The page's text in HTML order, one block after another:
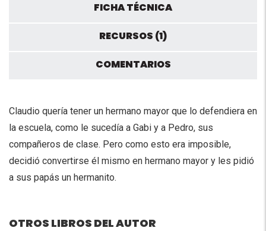
FICHA TÉCNICA
RECURSOS (1)
COMENTARIOS
Claudio quería tener un hermano mayor que lo defendiera en
la escuela, como le sucedía a Gabi y a Pedro, sus
compañeros de clase. Pero como esto era imposible,
decidió convertirse él mismo en hermano mayor y les pidió
a sus papás un hermanito.
OTROS LIBROS DEL AUTOR